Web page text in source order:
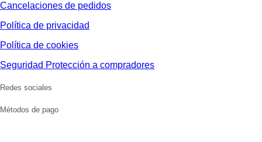
Cancelaciones de pedidos
Política de privacidad
Política de cookies
Seguridad Protección a compradores
Redes sociales
Métodos de pago